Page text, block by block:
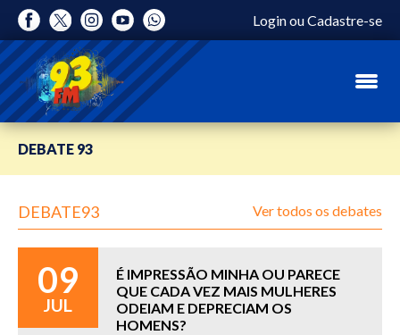
LoginouCadastre-se
DEBATE 93
DEBATE93 Ver todos os debates
09
JUL
É IMPRESSÃO MINHA OU PARECE
QUE CADA VEZ MAIS MULHERES
ODEIAM E DEPRECIAM OS
HOMENS?